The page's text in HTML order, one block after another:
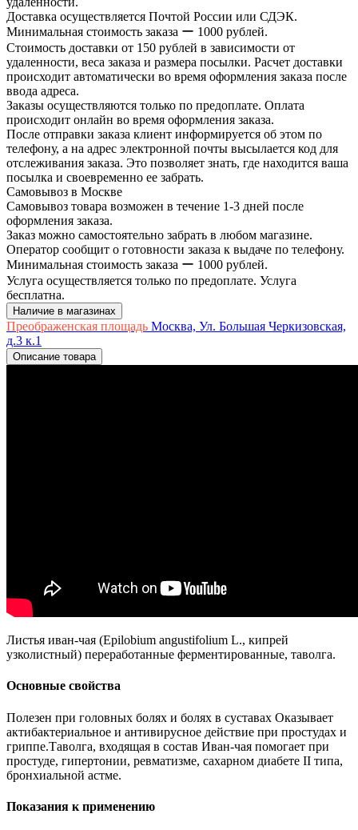
Доставка осуществляется Почтой России или СДЭК.
Минимальная стоимость заказа ー 1000 рублей.
Стоимость доставки от 150 рублей в зависимости от
удаленности, веса заказа и размера посылки. Расчет доставки
происходит автоматически во время оформления заказа после
ввода адреса.
Заказы осуществляются только по предоплате. Оплата
происходит онлайн во время оформления заказа.
После отправки заказа клиент информируется об этом по
телефону, а на адрес электронной почты высылается код для
отслеживания заказа. Это позволяет знать, где находится ваша
посылка и своевременно ее забрать.
Самовывоз в Москве
Самовывоз товара возможен в течение 1-3 дней после
оформления заказа.
Заказ можно самостоятельно забрать в любом магазине.
Оператор сообщит о готовности заказа к выдаче по телефону.
Минимальная стоимость заказа ー 1000 рублей.
Услуга осуществляется только по предоплате. Услуга
бесплатна.
Наличие в магазинах
Преображенская площадь Москва, Ул. Большая Черкизовская,
д.3 к.1
Описание товара
Листья иван-чая (Epilobium angustifolium L., кипрей
узколистный) переработанные ферментированные, таволга.
Основные свойства
Полезен при головных болях и болях в суставах Оказывает
актибактериальное и антивирусное действие при простудах и
гриппе.Таволга, входящая в состав Иван-чая помогает при
простуде, гипертонии, ревматизме, сахарном диабете II типа,
бронхиальной астме.
Показания к применению